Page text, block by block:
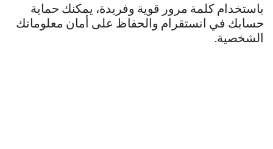
باستخدام كلمة مرور قوية وفريدة، يمكنك حماية
حسابك في انستقرام والحفاظ على أمان معلوماتك
الشخصية.